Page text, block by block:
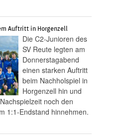
Auftritt in Horgenzell
Die C2-Junioren des
SV Reute legten am
Donnerstagabend
einen starken Auftritt
beim Nachholspiel in
Horgenzell hin und
noch den
1:1-Endstand hinnehmen.